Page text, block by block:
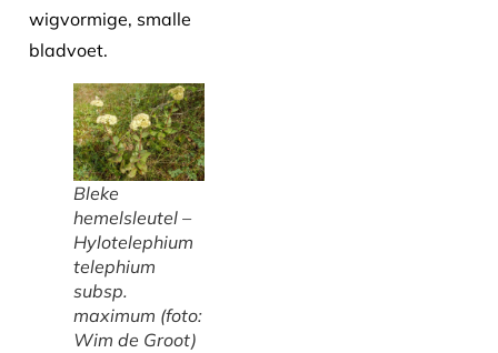
wigvormige, smalle
bladvoet.
Bleke
hemelsleutel –
Hylotelephium
telephium
subsp.
maximum (foto:
Wim de Groot)